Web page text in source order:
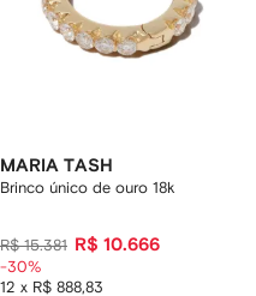
MARIA TASH
Brinco único de ouro 18k
R$ 15.381 R$ 10.666
12 x R$ 888,83
-30%